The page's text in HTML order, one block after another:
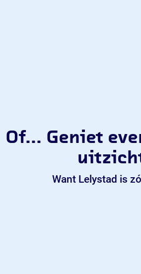
Of... Geniet
Want Lelystad is